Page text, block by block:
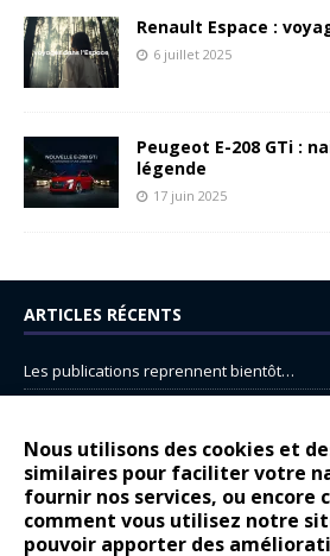
Nous utilisons des cookies et
similaires pour faciliter votre
fournir nos services, ou encore
comment vous utilisez notre
pouvoir apporter des
Renault Espace :
6 juillet 2025
Peugeot E-208 GTi :
légende
17 juin 2025
ARTICLES RÉCENTS
Les publications reprennent bientôt…
14 juillet : nouveau film de marque pour
Renault Espace : voyage, voyage…
Peugeot E-208 GTi : naissance d’une